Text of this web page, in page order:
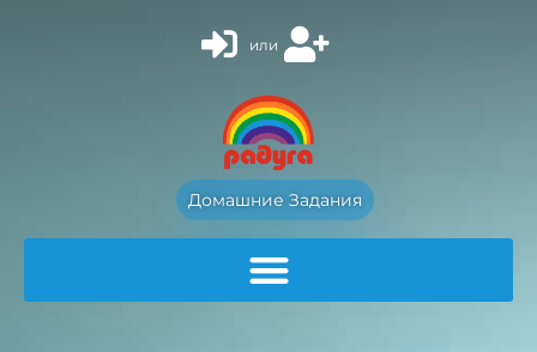
или
Домашние Задания